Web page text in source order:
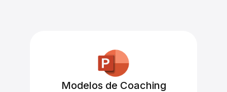
Modelos de Coaching